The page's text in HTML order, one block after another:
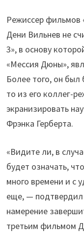
Режиссер фильмов
Дени Вильнев не
3», в основу
«Мессия Дюны»,
Более того, он
то из его коллег-
экранизировать
Фрэнка Герберта.
«Видите ли, в
будет означать,
много времени и с
еще, — подтвердил
намерение
третьим фильмом